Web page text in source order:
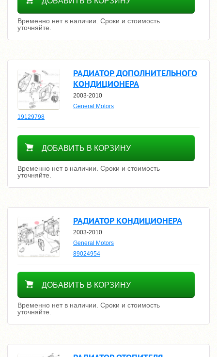
Временно нет в наличии. Сроки и стоимость
уточняйте.
РАДИАТОР ДОПОЛНИТЕЛЬНОГО
КОНДИЦИОНЕРА
2003-2010
General Motors
19129798
Уточнить цену
ДОБАВИТЬ В КОРЗИНУ
Временно нет в наличии. Сроки и стоимость
уточняйте.
РАДИАТОР КОНДИЦИОНЕРА
2003-2010
General Motors
89024954
Уточнить цену
ДОБАВИТЬ В КОРЗИНУ
Временно нет в наличии. Сроки и стоимость
уточняйте.